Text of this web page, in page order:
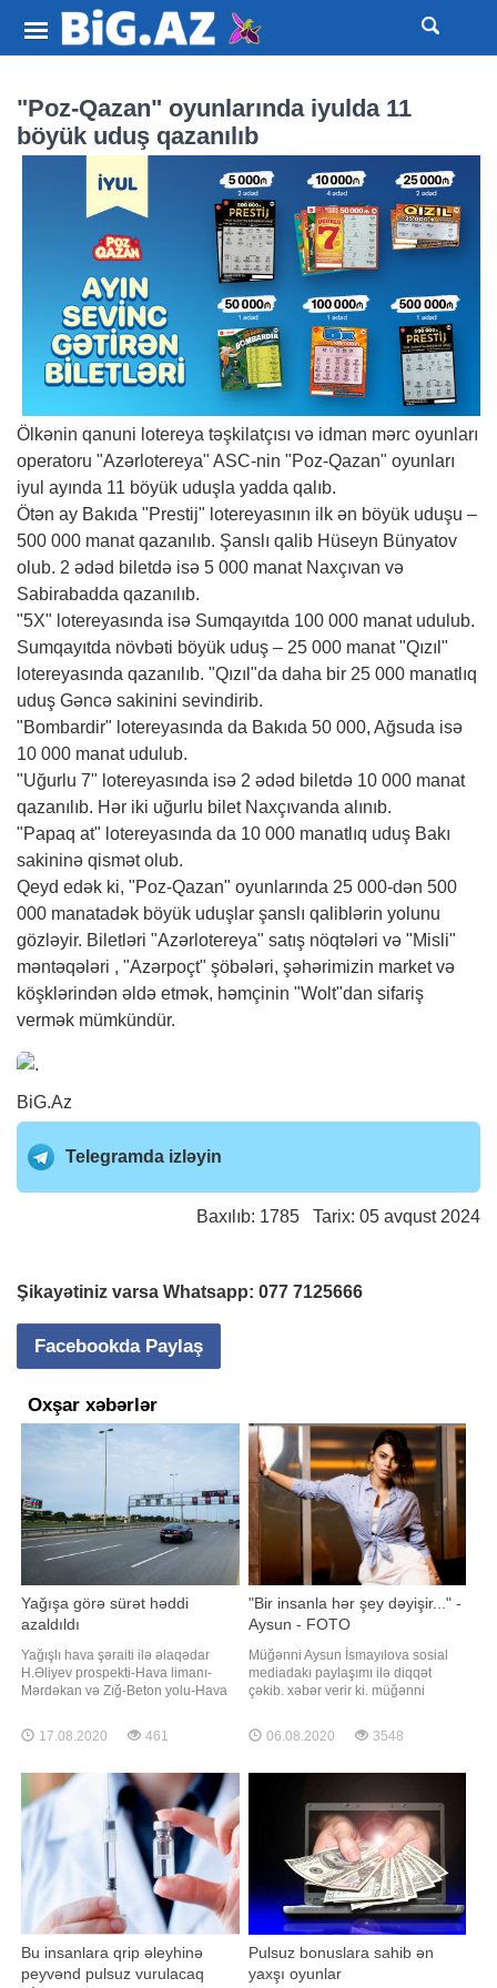
"Poz-Qazan" oyunlarında iyulda 11
böyük uduş qazanılıb
Ölkənin qanuni lotereya təşkilatçısı və idman mərc oyunları
operatoru "Azərlotereya" ASC-nin "Poz-Qazan" oyunları
iyul ayında 11 böyük uduşla yadda qalıb.
Ötən ay Bakıda "Prestij" lotereyasının ilk ən böyük uduşu –
500 000 manat qazanılıb. Şanslı qalib Hüseyn Bünyatov
olub. 2 ədəd biletdə isə 5 000 manat Naxçıvan və
Sabirabadda qazanılıb.
"5X" lotereyasında isə Sumqayıtda 100 000 manat udulub.
Sumqayıtda növbəti böyük uduş – 25 000 manat "Qızıl"
lotereyasında qazanılıb. "Qızıl"da daha bir 25 000 manatlıq
uduş Gəncə sakinini sevindirib.
"Bombardir" lotereyasında da Bakıda 50 000, Ağsuda isə
10 000 manat udulub.
"Uğurlu 7" lotereyasında isə 2 ədəd biletdə 10 000 manat
qazanılıb. Hər iki uğurlu bilet Naxçıvanda alınıb.
"Papaq at" lotereyasında da 10 000 manatlıq uduş Bakı
sakininə qismət olub.
Qeyd edək ki, "Poz-Qazan" oyunlarında 25 000-dən 500
000 manatadək böyük uduşlar şanslı qaliblərin yolunu
gözləyir. Biletləri "Azərlotereya" satış nöqtələri və "Misli"
məntəqələri , "Azərpoçt" şöbələri, şəhərimizin market və
köşklərindən əldə etmək, həmçinin "Wolt"dan sifariş
vermək mümkündür.
BiG.Az
Telegramda izləyin
Baxılıb: 1785 Tarix: 05 avqust 2024
Şikayətiniz varsa Whatsapp: 077 7125666
Facebookda Paylaş
Oxşar xəbərlər
Yağışa görə sürət həddi
azaldıldı
Yağışlı hava şəraiti ilə əlaqədar
H.Əliyev prospekti-Hava limanı-
Mərdəkan və Zığ-Beton yolu-Hava
zolaqlar üzrə müvafiq olaraq
endirilib. BNA-dan daxil olan
havada yol hərəkəti
təhlükəsizliyinin təmin olunmasıdır:.
"Bir daha bütü
17.08.2020 461
"Bir insanla hər şey dəyişir..." -
Aysun - FOTO
Müğənni Aysun İsmayılova sosial
mediadakı paylaşımı ilə diqqət
çəkib. xəbər verir ki. müğənni
paylaşıb. O. fotoya: "Hər şey
dəyişir.bəzən zamanla, bəzən də bir
06.08.2020 3548
Bu insanlara qrip əleyhinə
peyvənd pulsuz vurulacaq
Pulsuz bonuslara sahib ən
yaxşı oyunlar